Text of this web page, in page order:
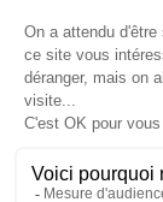
JAD Groupe
Procity®
©